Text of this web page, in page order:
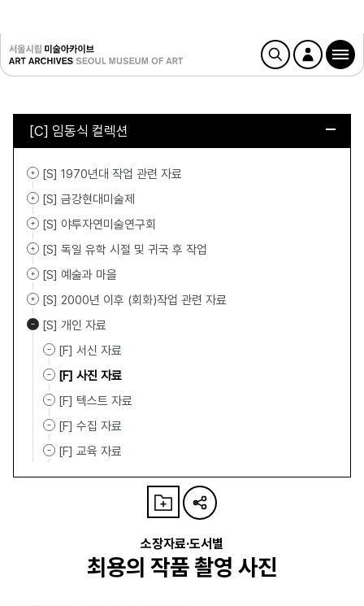
[C] 임동식 컬렉션
[S] 1970년대 작업 관련 자료
[S] 금강현대미술제
[S] 야투자연미술연구회
[S] 독일 유학 시절 및 귀국 후 작업
[S] 예술과 마을
[S] 2000년 이후 (회화)작업 관련 자료
[S] 개인 자료
[F] 서신 자료
[F] 사진 자료
[F] 텍스트 자료
[F] 수집 자료
[F] 교육 자료
소장자료·도서별
최용의 작품 촬영 사진